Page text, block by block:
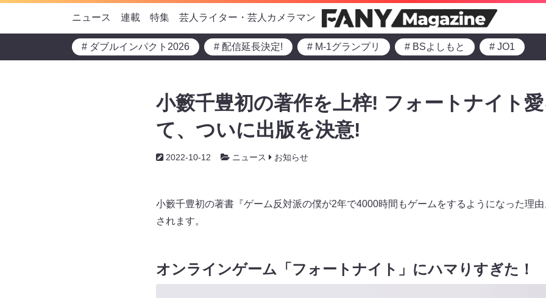
ニュース 連載 特集 芸人ライター・芸人カメラマン
# ダブルインパクト2026 # 配信延長決定! # M-1グランプリ # BSよしもと # JO1
小籔千豊初の著作を上梓! フォートナイト
て、ついに出版を決意!
2022-10-12 ニュース お知らせ
小籔千豊初の著書『ゲーム反対派の僕が2年で4000時間もゲームをするようになった理
されます。
オンラインゲーム「フォートナイト」にハマりすぎた！